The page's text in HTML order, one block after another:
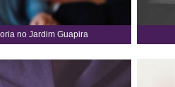
no Jardim Guapira